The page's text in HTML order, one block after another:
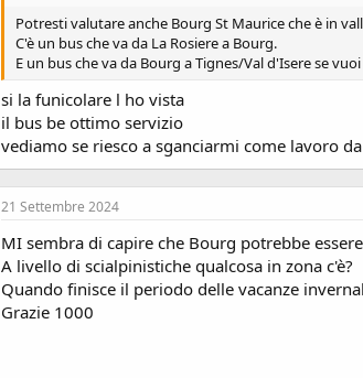
Potresti valutare anche Bourg St Maurice che è in
C'è un bus che va da La Rosiere a Bourg.
E un bus che va da Bourg a Tignes/Val d'Isere se
si la funicolare l ho vista
il bus be ottimo servizio
vediamo se riesco a sganciarmi come lavoro
21 Settembre 2024
MI sembra di capire che Bourg potrebbe
A livello di scialpinistiche qualcosa in zona c'è?
Quando finisce il periodo delle vacanze
Grazie 1000